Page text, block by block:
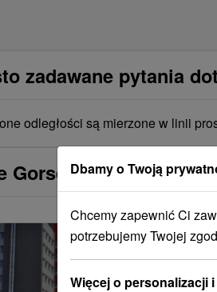
zadawane pytania
odległości są mierzone w linii
Gorset znajdują się w
Dbamy o Twoją
Chcemy zapewnić Ci
potrzebujemy Twojej
Więcej o personalizacji